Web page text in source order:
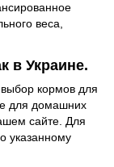
веса,
в Украине.
кормов для
для домашних
сайте. Для
указанному